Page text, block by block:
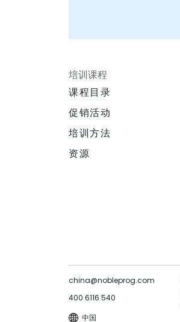
培训课程
课程目录
促销活动
培训方法
资源
china@nobleprog.com
400 6116 540
中国